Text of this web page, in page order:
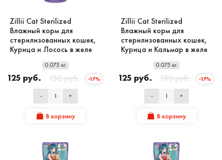
Zillii Cat Sterilized
Влажный корм для
стерилизованных кошек,
Курица и Лосось в желе
0.075 кг.
125 руб. 150 руб. -17%
- +
В корзину
Zillii Cat Sterilized
Влажный корм для
стерилизованных кошек,
Курица и Кальмар в желе
0.075 кг.
125 руб. 150 руб. -17%
- +
В корзину